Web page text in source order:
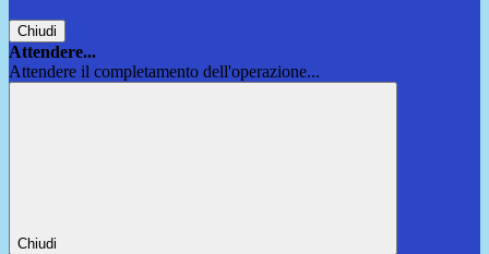
Chiudi
Attendere...
Attendere il completamento dell'operazione...
Chiudi